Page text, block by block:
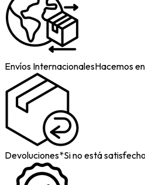
Envíos InternacionalesHacemos
Devoluciones*Si no está